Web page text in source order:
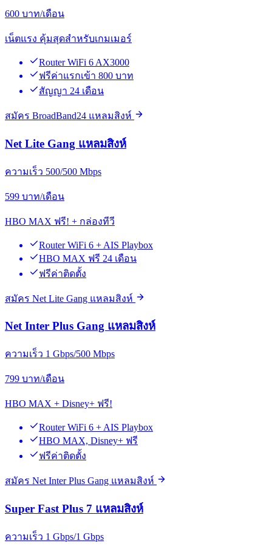
600 บาท/เดือน
เน็ตแรง คุ้มสุดสำหรับเกมเมอร์
Router WiFi 6 AX3000
ฟรีค่าแรกเข้า 800 บาท
สัญญา 24 เดือน
สมัคร BroadBand24 แหลมสิงห์
Net Lite Gang แหลมสิงห์
ความเร็ว 500/500 Mbps
599 บาท/เดือน
HBO MAX ฟรี! + กล่องทีวี
Router WiFi 6 + AIS Playbox
HBO MAX ฟรี 24 เดือน
ฟรีค่าติดตั้ง
สมัคร Net Lite Gang แหลมสิงห์
Net Inter Plus Gang แหลมสิงห์
ความเร็ว 1 Gbps/500 Mbps
799 บาท/เดือน
HBO MAX + Disney+ ฟรี!
Router WiFi 6 + AIS Playbox
HBO MAX, Disney+ ฟรี
ฟรีค่าติดตั้ง
สมัคร Net Inter Plus Gang แหลมสิงห์
Super Fast Plus 7 แหลมสิงห์
ความเร็ว 1 Gbps/1 Gbps